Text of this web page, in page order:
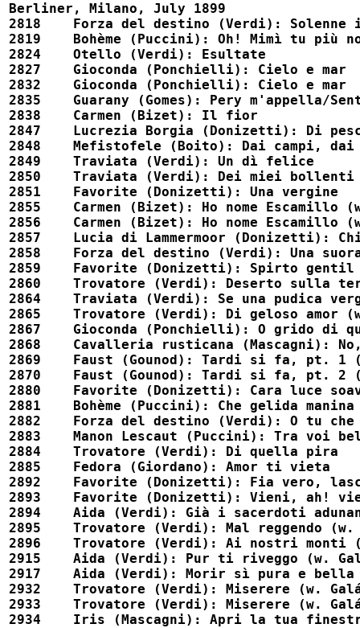
Berliner, Milano, July 1899
2818	Forza del destino (Verdi): Solenne in quest'ora (w. Corradetti)				54105
2819	Bohème (Puccini): Oh! Mimì tu più non torni (w. Corradetti)				54104
2824	Otello (Verdi): Esultate								52577
2827	Gioconda (Ponchielli): Cielo e mar							52578
2832	Gioconda (Ponchielli): Cielo e mar							52578x
2835	Guarany (Gomes): Pery m'appella/Sento una forza indomita				52566
2838	Carmen (Bizet): Il fior									52565
2847	Lucrezia Borgia (Donizetti): Di pescatore ignobile					52587
2848	Mefistofele (Boito): Dai campi, dai prati						52570
2849	Traviata (Verdi): Un dì felice								52591
2850	Traviata (Verdi): Dei miei bollenti spiriti						52567
2851	Favorite (Donizetti): Una vergine							52589
2855	Carmen (Bizet): Ho nome Escamillo (w. Nazzareno Franchi)				54107
2856	Carmen (Bizet): Ho nome Escamillo (w. Corradetti)					54100
2857	Lucia di Lammermoor (Donizetti): Chi mi frena (w. Corradetti)				54103
2858	Forza del destino (Verdi): Una suora mi lasciasti (w. Corradetti)			54102
2859	Favorite (Donizetti): Spirto gentil							52568
2860	Trovatore (Verdi): Deserto sulla terra							52588
2864	Traviata (Verdi): Se una pudica vergine (w. Adami, Corradetti)				54125
2865	Trovatore (Verdi): Di geloso amor (w. Adami, Corradetti)				54126
2867	Gioconda (Ponchielli): O grido di quest'anima (w. Corradetti)				54114
2868	Cavalleria rusticana (Mascagni): No, no, Turiddu (w. Adami)				54116
2869	Faust (Gounod): Tardi si fa, pt. 1 (w. Adami)						54117
2870	Faust (Gounod): Tardi si fa, pt. 2 (w. Adami)						54115
2880	Favorite (Donizetti): Cara luce soave (w. Nazzareno Franchi)				54106
2881	Bohème (Puccini): Che gelida manina							52590
2882	Forza del destino (Verdi): O tu che in seno agli angeli					52586
2883	Manon Lescaut (Puccini): Tra voi belle							52585
2884	Trovatore (Verdi): Di quella pira							52615
2885	Fedora (Giordano): Amor ti vieta							52584
2892	Favorite (Donizetti): Fia vero, lasciarti (w. Galán)					54110
2893	Favorite (Donizetti): Vieni, ah! vieni, io m'abbandono (w. Galán)			54112
2894	Aida (Verdi): Già i sacerdoti adunansi (w. Galán)					54109
2895	Trovatore (Verdi): Mal reggendo (w. Galán)						54111
2896	Trovatore (Verdi): Ai nostri monti (w. Galán)						54127
2915	Aida (Verdi): Pur ti riveggo (w. Galán)							54108
2917	Aida (Verdi): Morir sì pura e bella							52582
2932	Trovatore (Verdi): Miserere (w. Galán)							54113
2933	Trovatore (Verdi): Miserere (w. Galán)							54113x
2934	Iris (Mascagni): Apri la tua finestra							52583